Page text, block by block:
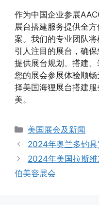
作为中国企业参展
展台搭建服务提供全
案。我们的专业团队
引人注目的展台，确
提供展台规划、搭建
您的展会参展体验顺
择美国海狸展台搭建
美。
分
类
美国展会及新闻
2024年奥兰多钓
2024年美国拉斯
伯美容展会